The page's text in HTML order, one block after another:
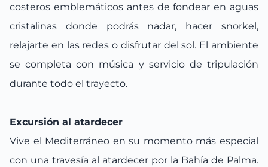
costeros emblemáticos antes de fondear en aguas
cristalinas donde podrás nadar, hacer snorkel,
relajarte en las redes o disfrutar del sol. El ambiente
se completa con música y servicio de tripulación
durante todo el trayecto.
Excursión al atardecer
Vive el Mediterráneo en su momento más especial
con una travesía al atardecer por la Bahía de Palma.